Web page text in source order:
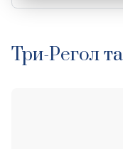
Три-Регол